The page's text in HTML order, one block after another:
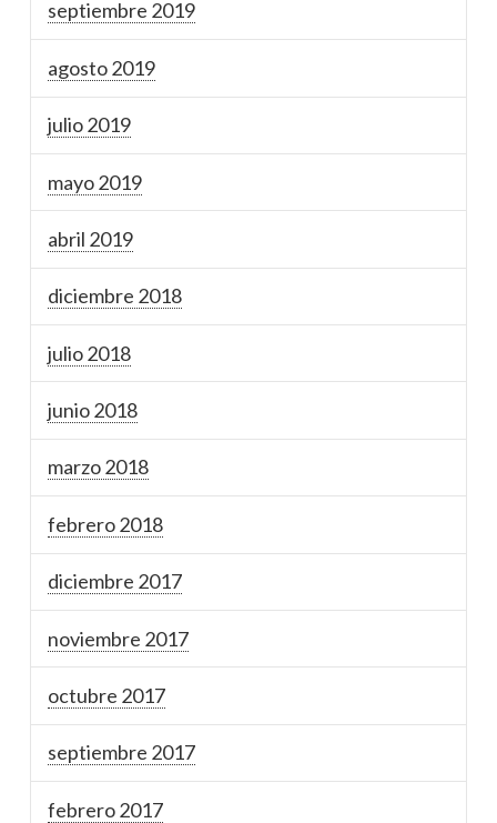
septiembre 2019
agosto 2019
julio 2019
mayo 2019
abril 2019
diciembre 2018
julio 2018
junio 2018
marzo 2018
febrero 2018
diciembre 2017
noviembre 2017
octubre 2017
septiembre 2017
febrero 2017